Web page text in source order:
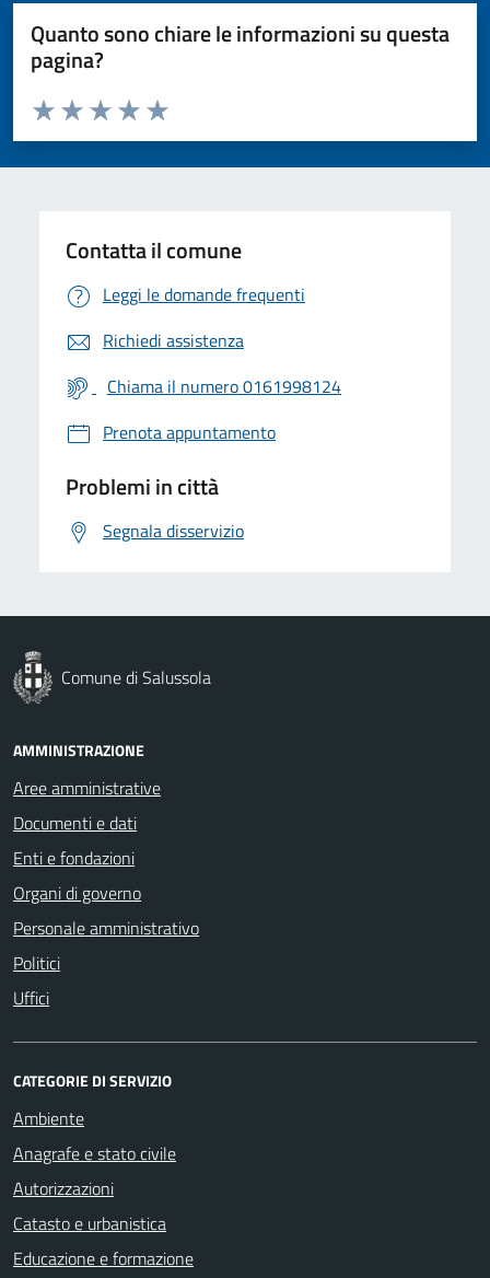
Quanto sono chiare le informazioni su questa
pagina?
Valuta da 1 a 5 stelle la pagina
Valuta 5 stelle su 5
Valuta 4 stelle su 5
Valuta 3 stelle su 5
Valuta 2 stelle su 5
Valuta 1 stelle su 5
Contatta il comune
Leggi le domande frequenti
Richiedi assistenza
Chiama il numero 0161998124
Prenota appuntamento
Problemi in città
Segnala disservizio
Comune di Salussola
AMMINISTRAZIONE
Aree amministrative
Documenti e dati
Enti e fondazioni
Organi di governo
Personale amministrativo
Politici
Uffici
CATEGORIE DI SERVIZIO
Ambiente
Anagrafe e stato civile
Autorizzazioni
Catasto e urbanistica
Educazione e formazione